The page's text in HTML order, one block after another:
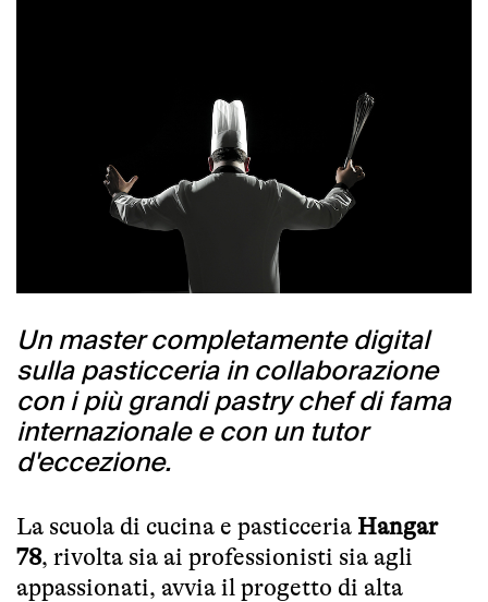
Un master completamente digital
sulla pasticceria in collaborazione
con i più grandi pastry chef di fama
internazionale e con un tutor
d'eccezione.
La scuola di cucina e pasticceria Hangar
78, rivolta sia ai professionisti sia agli
appassionati, avvia il progetto di alta